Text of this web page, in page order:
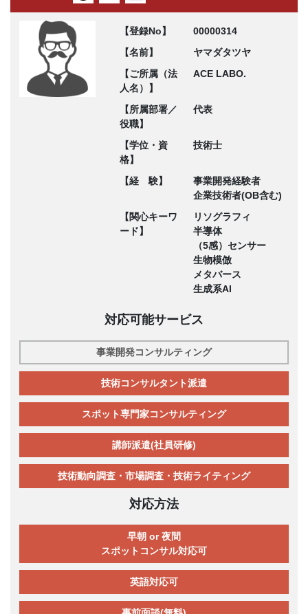
【登録No】
00000314
【名前】
ヤマダタツヤ
【ご所属（法
人名）】
ACE LABO.
【所属部署／
役職】
代表
【学位・資
格】
技術士
【経 験】
事業開発経験者
企業技術者(OB含む)
【関心キーワ
ード】
リソグラフィ
半導体
（5感）センサー
生物模倣
メタバース
生成系AI
対応可能サービス
事業開発コンサルティング
技術コンサルタント派遣
スポット専門家コンサルティング
講師派遣(社員研修)
技術動向調査・市場調査・技術ライティング
対応方法
早朝 or 夜間
スポットコンサル対応可
英語対応可